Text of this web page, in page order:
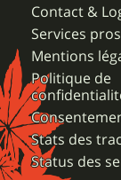
Contact &
Services pros
Mentions
Politique de
Stats des
Status des